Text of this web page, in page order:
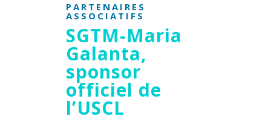
PARTENAIRES
ASSOCIATIFS
SGTM-Maria
Galanta,
sponsor
officiel de
l’USCL